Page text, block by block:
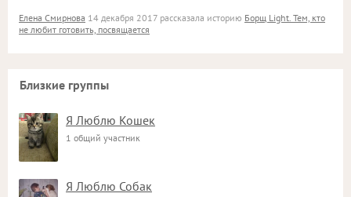
Елена Смирнова 14 декабря 2017 рассказала историю Борщ Light. Тем, кто
не любит готовить, посвящается
Близкие группы
Я Люблю Кошек
1 общий участник
Я Люблю Собак